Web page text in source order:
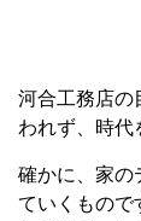
河合工務店の
われず、時代
確かに、家の
ていくもので